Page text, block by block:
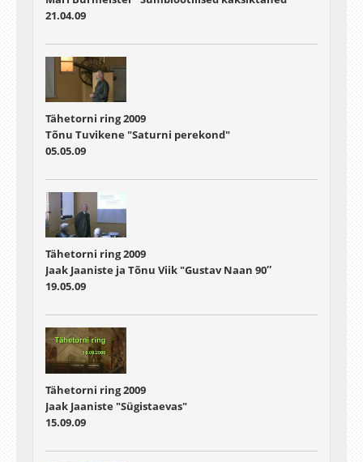
21.04.09
Tähetorni ring 2009
Tõnu Tuvikene "Saturni perekond"
05.05.09
Tähetorni ring 2009
Jaak Jaaniste ja Tõnu Viik "Gustav Naan 90″
19.05.09
Tähetorni ring 2009
Jaak Jaaniste "Sügistaevas"
15.09.09